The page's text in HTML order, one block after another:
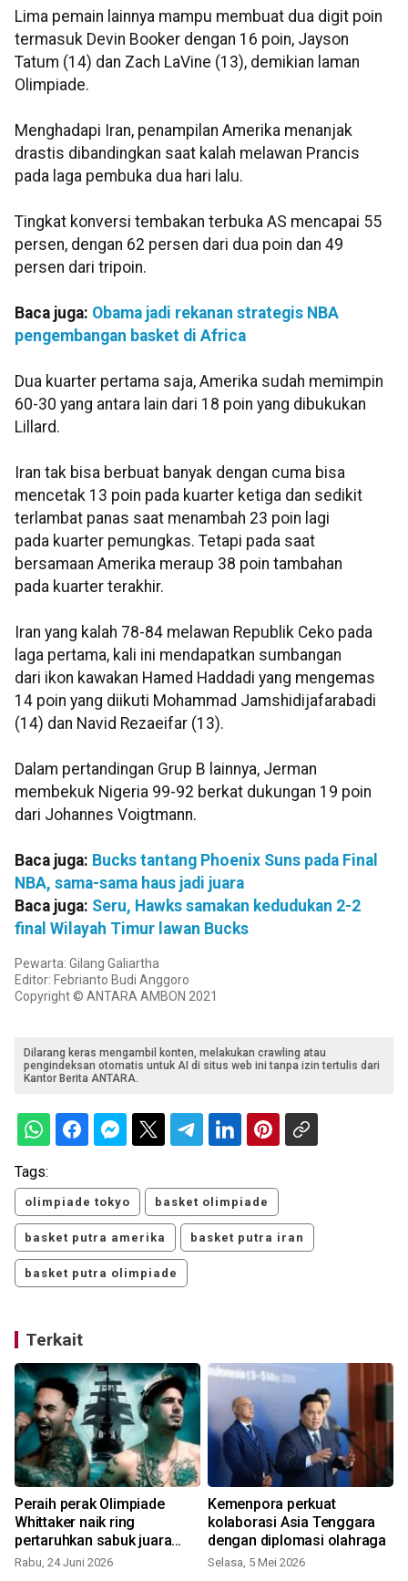
Lima pemain lainnya mampu membuat dua digit poin
termasuk Devin Booker dengan 16 poin, Jayson
Tatum (14) dan Zach LaVine (13), demikian laman
Olimpiade.
Menghadapi Iran, penampilan Amerika menanjak
drastis dibandingkan saat kalah melawan Prancis
pada laga pembuka dua hari lalu.
Tingkat konversi tembakan terbuka AS mencapai 55
persen, dengan 62 persen dari dua poin dan 49
persen dari tripoin.
Baca juga: Obama jadi rekanan strategis NBA
pengembangan basket di Africa
Dua kuarter pertama saja, Amerika sudah memimpin
60-30 yang antara lain dari 18 poin yang dibukukan
Lillard.
Iran tak bisa berbuat banyak dengan cuma bisa
mencetak 13 poin pada kuarter ketiga dan sedikit
terlambat panas saat menambah 23 poin lagi
pada kuarter pemungkas. Tetapi pada saat
bersamaan Amerika meraup 38 poin tambahan
pada kuarter terakhir.
Iran yang kalah 78-84 melawan Republik Ceko pada
laga pertama, kali ini mendapatkan sumbangan
dari ikon kawakan Hamed Haddadi yang mengemas
14 poin yang diikuti Mohammad Jamshidijafarabadi
(14) dan Navid Rezaeifar (13).
Dalam pertandingan Grup B lainnya, Jerman
membekuk Nigeria 99-92 berkat dukungan 19 poin
dari Johannes Voigtmann.
Baca juga: Bucks tantang Phoenix Suns pada Final
NBA, sama-sama haus jadi juara
Baca juga: Seru, Hawks samakan kedudukan 2-2
final Wilayah Timur lawan Bucks
Pewarta: Gilang Galiartha
Editor: Febrianto Budi Anggoro
Copyright © ANTARA AMBON 2021
Dilarang keras mengambil konten, melakukan crawling atau
pengindeksan otomatis untuk AI di situs web ini tanpa izin tertulis dari
Kantor Berita ANTARA.
Tags:
olimpiade tokyo basket olimpiade
basket putra amerika basket putra iran
basket putra olimpiade
Terkait
Peraih perak Olimpiade
Whittaker naik ring
pertaruhkan sabuk juara
WBC
Rabu, 24 Juni 2026
Kemenpora perkuat
kolaborasi Asia Tenggara
dengan diplomasi olahraga
Selasa, 5 Mei 2026